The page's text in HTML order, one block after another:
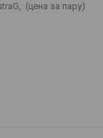
(цена за пару)